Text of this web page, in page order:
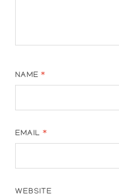
NAME*
EMAIL*
WEBSITE